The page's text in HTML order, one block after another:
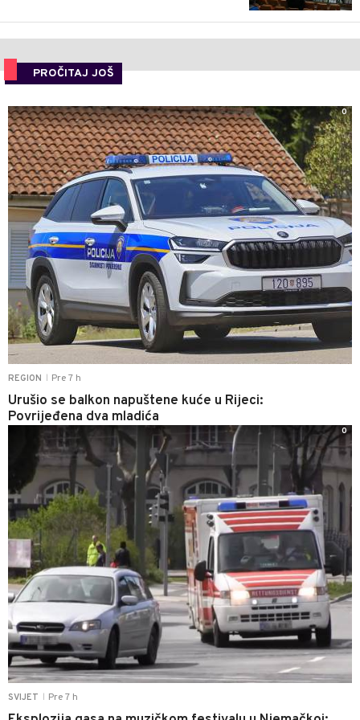
PROČITAJ JOŠ
REGION Pre 7 h
Urušio se balkon napuštene kuće u Rijeci:
Povrijeđena dva mladića
0
SVIJET Pre 7 h
0